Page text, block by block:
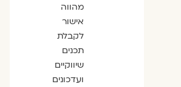
מהווה
אישור
לקבלת
תכנים
שיווקיים
ועדכונים